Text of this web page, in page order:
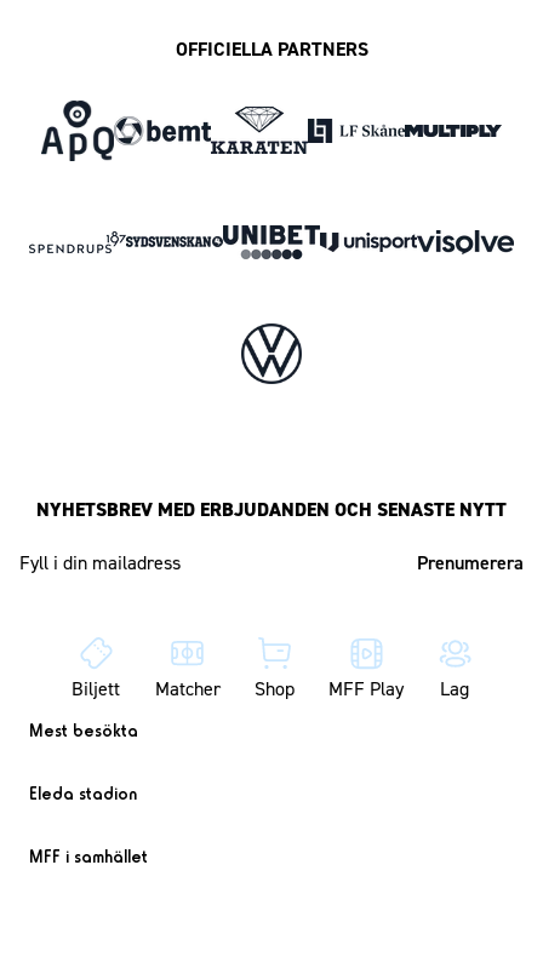
OFFICIELLA PARTNERS
NYHETSBREV MED ERBJUDANDEN OCH SENASTE NYTT
Biljett Matcher Shop MFF Play Lag
Mest besökta
Eleda stadion
MFF i samhället